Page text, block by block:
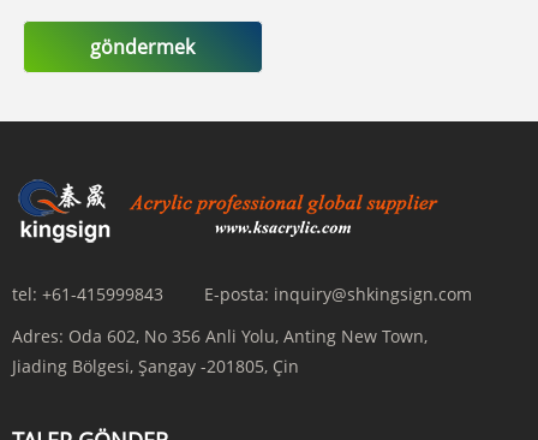
göndermek
tel: +61-415999843 E-posta: inquiry@shkingsign.com
Adres: Oda 602, No 356 Anli Yolu, Anting New Town,
Jiading Bölgesi, Şangay -201805, Çin